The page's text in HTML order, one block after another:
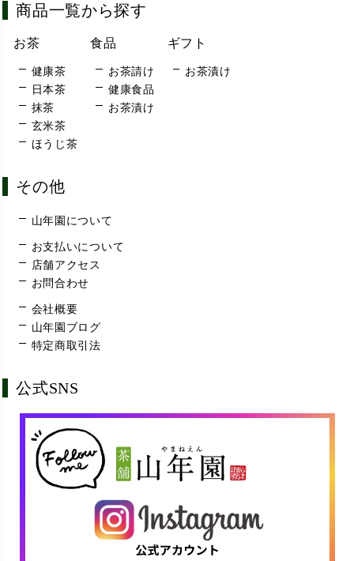
商品一覧から探す
お茶
健康茶
日本茶
抹茶
玄米茶
ほうじ茶
食品
お茶請け
健康食品
お茶漬け
ギフト
お茶漬け
その他
山年園について
お支払いについて
店舗アクセス
お問合わせ
会社概要
山年園ブログ
特定商取引法
公式SNS